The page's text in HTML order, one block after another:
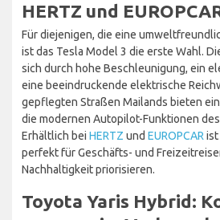
HERTZ und
Für diejenigen, die eine
ist das Tesla Model 3 die erste Wahl.
sich durch hohe Beschleunigung, ein
eine beeindruckende elektrische
gepflegten Straßen Mailands bieten
die modernen Autopilot-Funktionen
Erhältlich bei HERTZ und EUROPCAR ist
perfekt für Geschäfts- und
Nachhaltigkeit priorisieren.
Toyota Yaris Hybrid: